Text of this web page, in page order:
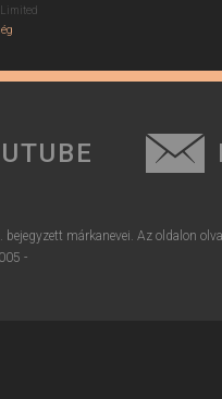
bejegyzett márkanevei. Az oldalon
-